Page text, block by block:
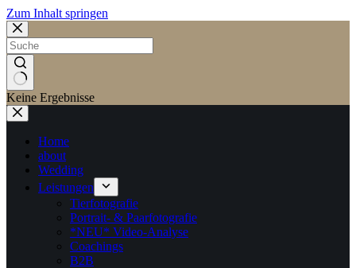
Zum Inhalt springen
Keine Ergebnisse
Home
about
Wedding
Leistungen
Tierfotografie
Portrait- & Paarfotografie
*NEU* Video-Analyse
Coachings
B2B